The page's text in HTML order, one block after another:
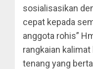
sosialisasikan
cepat kepada
anggota rohis”
rangkaian kalimat
tenang yang